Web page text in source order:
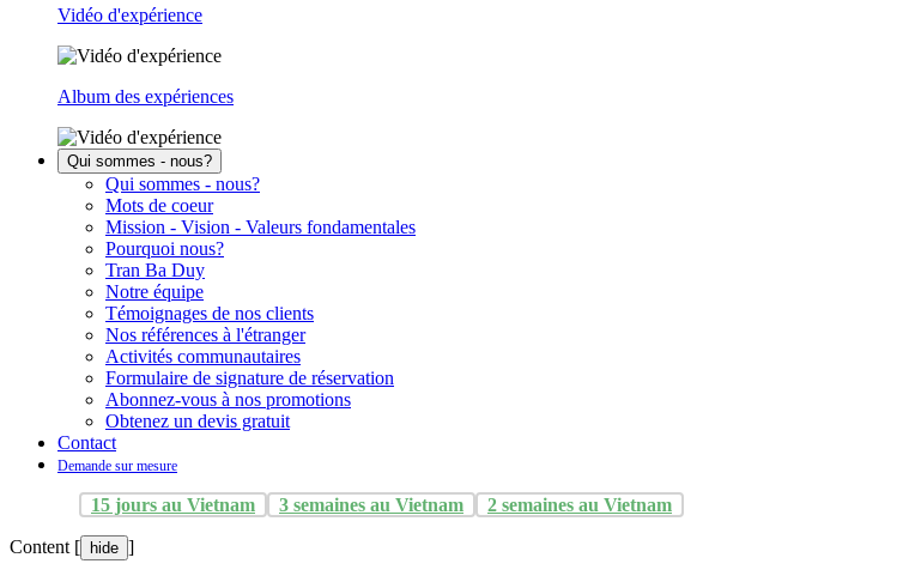
Vidéo d'expérience
Album des expériences
Qui sommes - nous?
Qui sommes - nous?
Mots de coeur
Mission - Vision - Valeurs fondamentales
Pourquoi nous?
Tran Ba Duy
Notre équipe
Témoignages de nos clients
Nos références à l'étranger
Activités communautaires
Formulaire de signature de réservation
Abonnez-vous à nos promotions
Obtenez un devis gratuit
Contact
Demande sur mesure
15 jours au Vietnam 3 semaines au Vietnam 2 semaines au Vietnam
Content [ hide ]